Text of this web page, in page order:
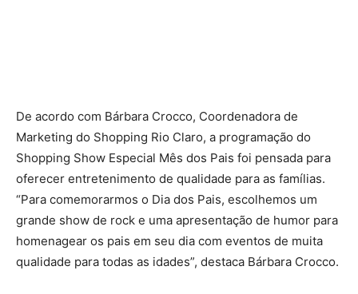
De acordo com Bárbara Crocco, Coordenadora de
Marketing do Shopping Rio Claro, a programação do
Shopping Show Especial Mês dos Pais foi pensada para
oferecer entretenimento de qualidade para as famílias.
“Para comemorarmos o Dia dos Pais, escolhemos um
grande show de rock e uma apresentação de humor para
homenagear os pais em seu dia com eventos de muita
qualidade para todas as idades”, destaca Bárbara Crocco.